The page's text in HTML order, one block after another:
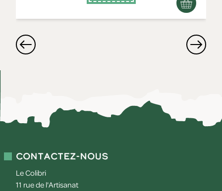
Contactez-nous
Le Colibri
11 rue de l'Artisanat